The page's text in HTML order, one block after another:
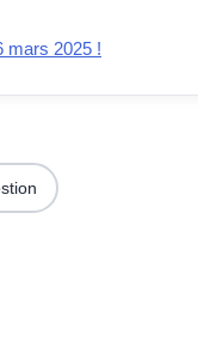
mars 2025 !